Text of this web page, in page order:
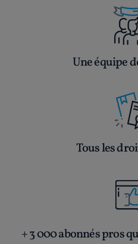
Une équipe
Tous les
+ 3 000 abonnés pros